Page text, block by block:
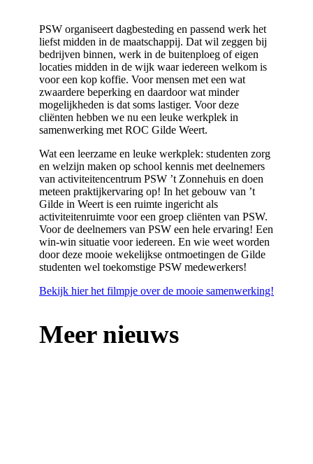
PSW organiseert dagbesteding en passend werk het
liefst midden in de maatschappij. Dat wil zeggen bij
bedrijven binnen, werk in de buitenploeg of eigen
locaties midden in de wijk waar iedereen welkom is
voor een kop koffie. Voor mensen met een wat
zwaardere beperking en daardoor wat minder
mogelijkheden is dat soms lastiger. Voor deze
cliënten hebben we nu een leuke werkplek in
samenwerking met ROC Gilde Weert.
Wat een leerzame en leuke werkplek: studenten zorg
en welzijn maken op school kennis met deelnemers
van activiteitencentrum PSW ’t Zonnehuis en doen
meteen praktijkervaring op! In het gebouw van ’t
Gilde in Weert is een ruimte ingericht als
activiteitenruimte voor een groep cliënten van PSW.
Voor de deelnemers van PSW een hele ervaring! Een
win-win situatie voor iedereen. En wie weet worden
door deze mooie wekelijkse ontmoetingen de Gilde
studenten wel toekomstige PSW medewerkers!
Bekijk hier het filmpje over de mooie samenwerking!
Meer nieuws